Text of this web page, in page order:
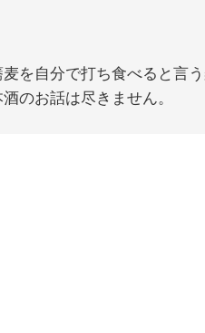
を自分で打ち食べると言
のお話は尽きません。